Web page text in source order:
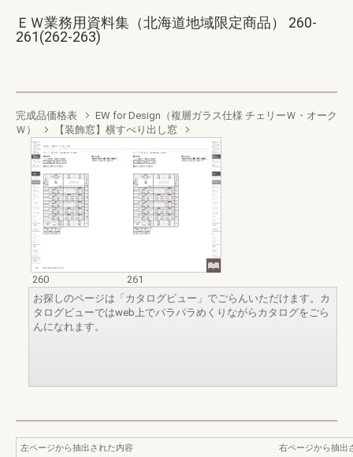
ＥＷ業務用資料集（北海道地域限定商品） 260-
261(262-263)
完成品価格表
EW for Design（複層ガラス仕様 チェリーＷ・オーク
Ｗ）
【装飾窓】横すべり出し窓
260
261
お探しのページは「カタログビュー」でごらんいただけます。カ
タログビューではweb上でパラパラめくりながらカタログをごら
んになれます。
左ページから抽出された内容
右ページから抽出